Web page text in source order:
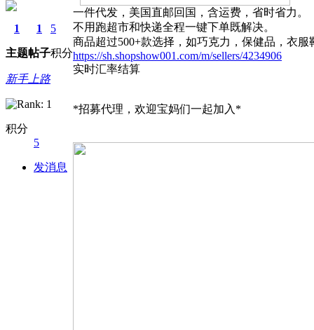
1
主题
1
帖子
5
积分
新手上路
积分
5
发消息
一件代发，美国直邮回国，含运费，省时省力。
不用跑超市和快递全程一键下单既解决。
商品超过500+款选择，如巧克力，保健品，衣服
https://sh.shopshow001.com/m/sellers/4234906
实时汇率结算
*招募代理，欢迎宝妈们一起加入*